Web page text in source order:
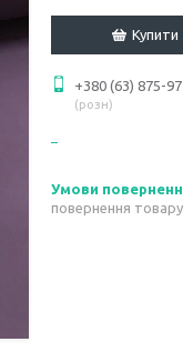
Купити
+380 (63) 875-
розн
повернення